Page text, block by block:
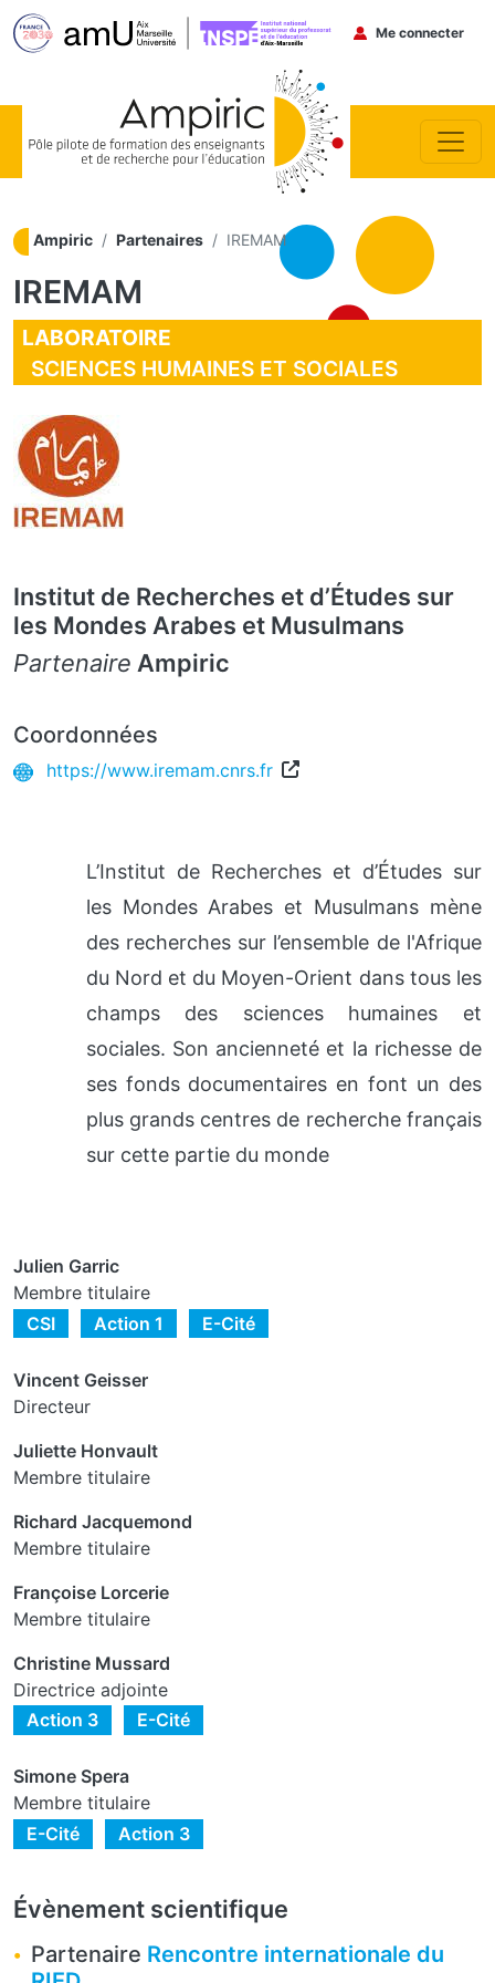
Menu du
Me connecter
Ampiric Partenaires IREMAM
IREMAM
LABORATOIRE
SCIENCES HUMAINES ET SOCIALES
Institut de Recherches et d’Études sur
les Mondes Arabes et Musulmans
Partenaire Ampiric
Coordonnées
https://www.iremam.cnrs.fr
L’Institut de Recherches et d’Études sur
les Mondes Arabes et Musulmans mène
des recherches sur l’ensemble de l'Afrique
du Nord et du Moyen-Orient dans tous les
champs des sciences humaines et
sociales. Son ancienneté et la richesse de
ses fonds documentaires en font un des
plus grands centres de recherche français
sur cette partie du monde
Julien Garric
Membre titulaire
CSI
Action 1 E-Cité
Vincent Geisser
Directeur
Juliette Honvault
Membre titulaire
Richard Jacquemond
Membre titulaire
Françoise Lorcerie
Membre titulaire
Christine Mussard
Directrice adjointe
Action 3
E-Cité
Simone Spera
Membre titulaire
E-Cité
Action 3
Évènement scientifique
Partenaire Rencontre internationale du